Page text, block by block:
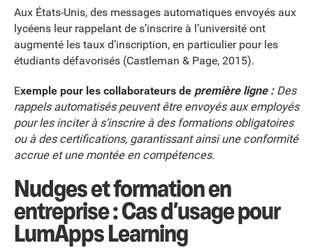
Aux États-Unis, des messages automatiques envoyés aux
lycéens leur rappelant de s’inscrire à l’université ont
augmenté les taux d’inscription, en particulier pour les
étudiants défavorisés (Castleman & Page, 2015).
Exemple pour les collaborateurs de première ligne :Des
rappels automatisés peuvent être envoyés aux employés
pour les inciter à s’inscrire à des formations obligatoires
ou à des certifications, garantissant ainsi une conformité
accrue et une montée en compétences.
Nudges et formation en
entreprise : Cas d’usage pour
LumApps Learning